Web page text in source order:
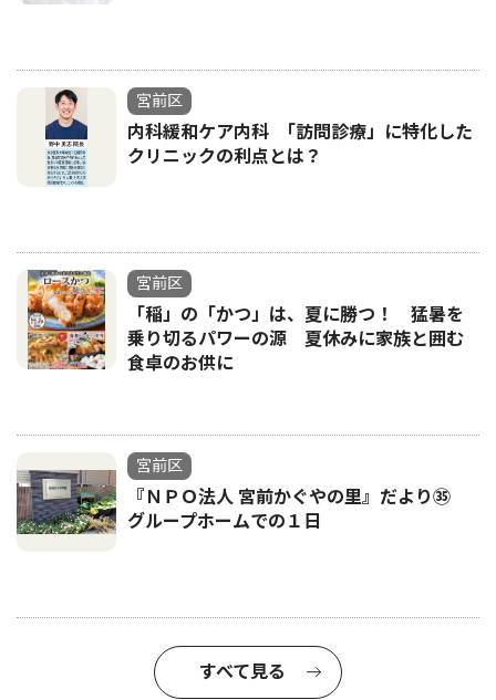
宮前区
内科緩和ケア内科 ｢訪問診療」に特化した
クリニックの利点とは？
宮前区
「稲」の「かつ」は、夏に勝つ！ 猛暑を
乗り切るパワーの源 夏休みに家族と囲む
食卓のお供に
宮前区
『ＮＰＯ法人 宮前かぐやの里』だより㉟
グループホームでの１日
すべて見る